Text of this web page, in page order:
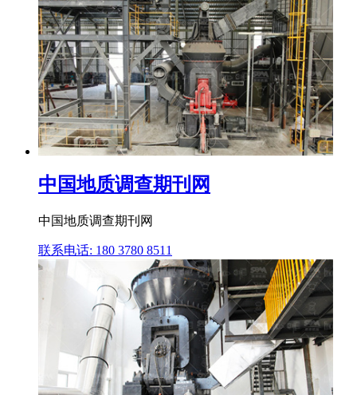
中国地质调查期刊网
中国地质调查期刊网
联系电话: 180 3780 8511